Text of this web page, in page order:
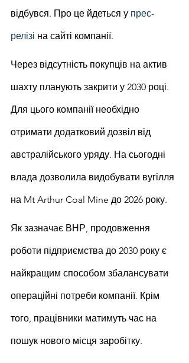
відбувся. Про це йдеться у прес-
релізі на сайті компанії.
Через відсутність покупців на актив
шахту планують закрити у 2030 році.
Для цього компанії необхідно
отримати додатковий дозвіл від
австралійського уряду. На сьогодні
влада дозволила видобувати вугілля
на Mt Arthur Coal Mine до 2026 року.
Як зазначає ВНР, продовження
роботи підприємства до 2030 року є
найкращим способом збалансувати
операційні потреби компанії. Крім
того, працівники матимуть час на
пошук нового місця заробітку.